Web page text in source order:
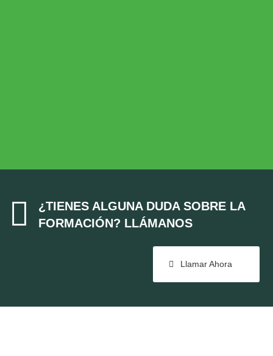

¿TIENES ALGUNA DUDA SOBRE LA
FORMACIÓN? LLÁMANOS
Llamar Ahora